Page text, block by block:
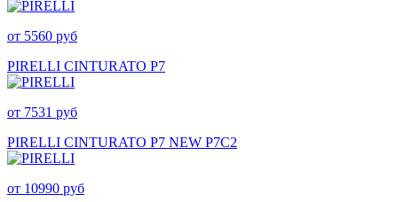
от 5560 руб
PIRELLI CINTURATO P7
от 7531 руб
PIRELLI CINTURATO P7 NEW P7C2
от 10990 руб